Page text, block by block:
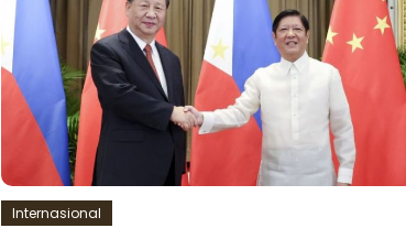
Internasional